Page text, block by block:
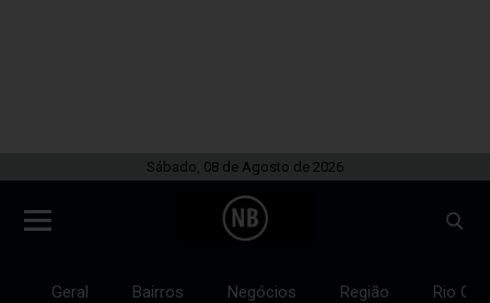
Sábado, 08 de Agosto de 2026
Geral Bairros Negócios Região Rio